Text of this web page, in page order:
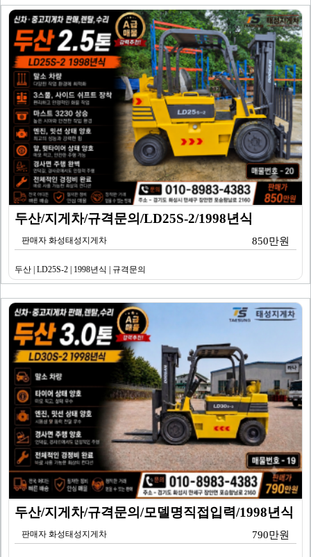
두산/지게차/규격문의/LD25S-2/1998년식
판매자 화성태성지게차 850만원
두산 | LD25S-2 | 1998년식 | 규격문의
두산/지게차/규격문의/모델명직접입력/1998년식
판매자 화성태성지게차 790만원